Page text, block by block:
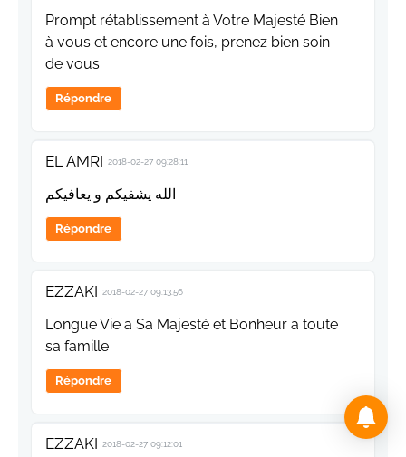
Prompt rétablissement à Votre Majesté Bien
à vous et encore une fois, prenez bien soin
de vous.
Répondre
EL AMRI 2018-02-27 09:28:11
الله يشفيكم و يعافيكم
Répondre
EZZAKI 2018-02-27 09:13:56
Longue Vie a Sa Majesté et Bonheur a toute
sa famille
Répondre
EZZAKI 2018-02-27 09:12:01